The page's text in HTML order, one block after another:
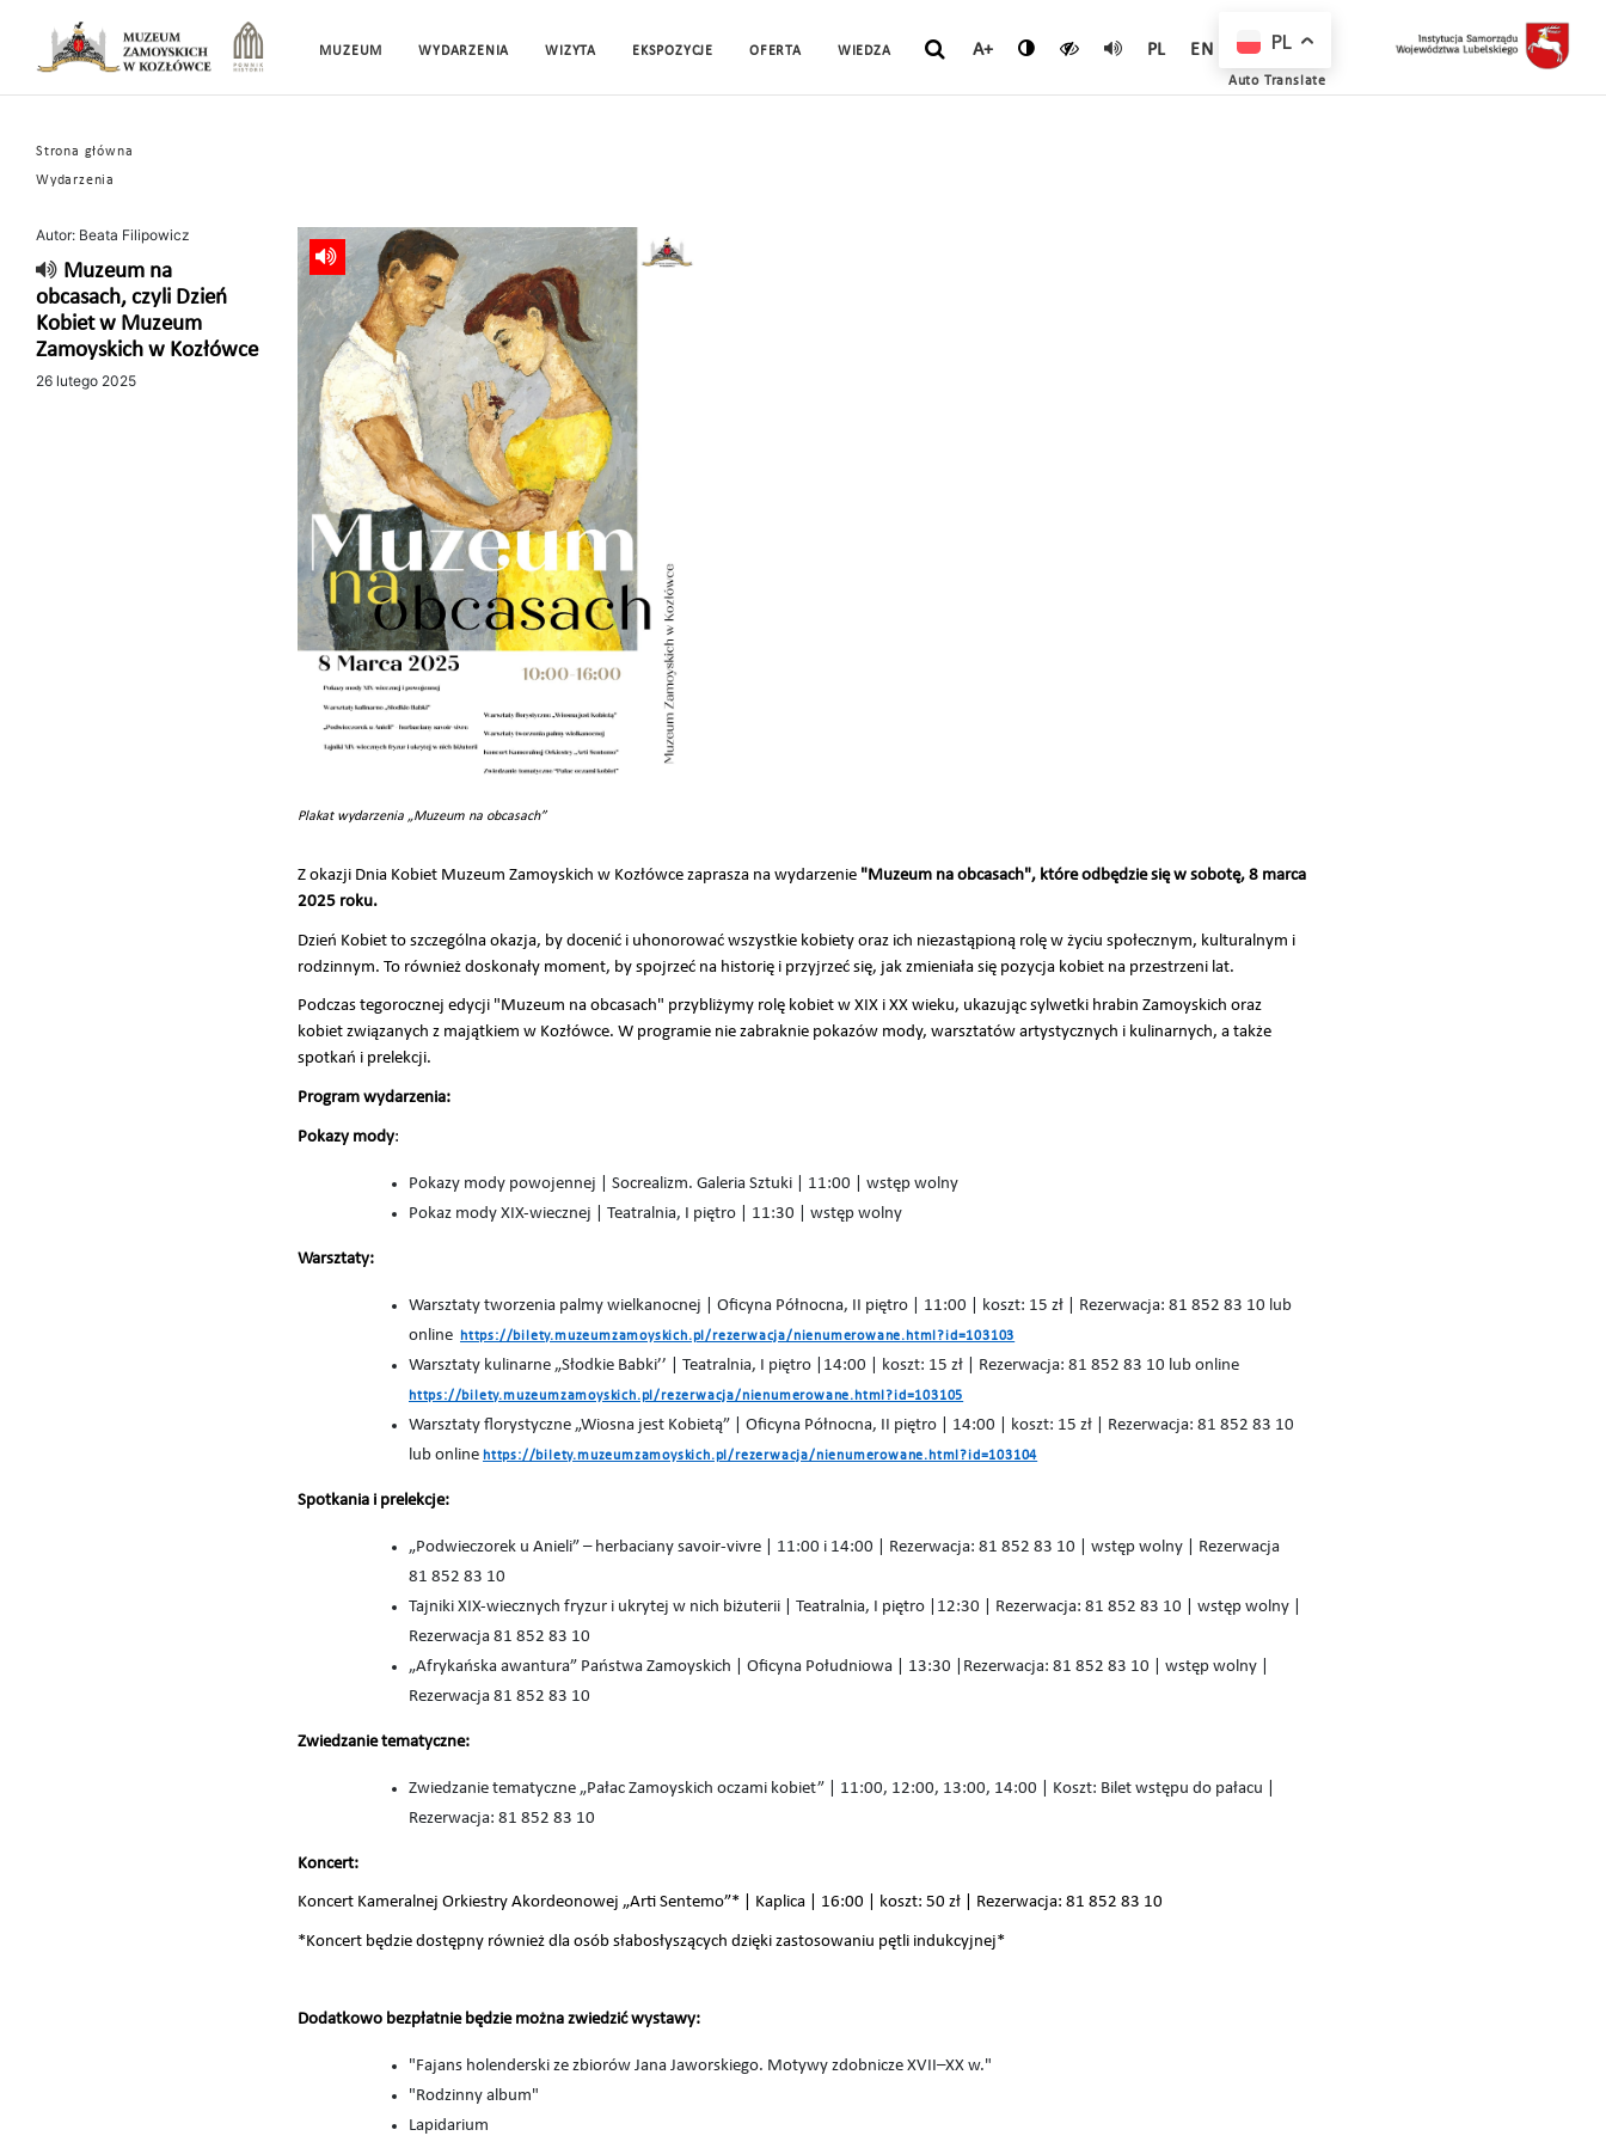
MUZEUM WYDARZENIA WIZYTA EKSPOZYCJE OFERTA WIEDZA A+ PL EN
Strona główna
Wydarzenia
Autor: Beata Filipowicz
Muzeum na
obcasach, czyli Dzień
Kobiet w Muzeum
Zamoyskich w Kozłówce
26 lutego 2025
Plakat wydarzenia „Muzeum na obcasach”
Z okazji Dnia Kobiet Muzeum Zamoyskich w Kozłówce zaprasza na wydarzenie "Muzeum na obcasach", które odbędzie się w sobotę, 8 marca
2025 roku.
Dzień Kobiet to szczególna okazja, by docenić i uhonorować wszystkie kobiety oraz ich niezastąpioną rolę w życiu społecznym, kulturalnym i
rodzinnym. To również doskonały moment, by spojrzeć na historię i przyjrzeć się, jak zmieniała się pozycja kobiet na przestrzeni lat.
Podczas tegorocznej edycji "Muzeum na obcasach" przybliżymy rolę kobiet w XIX i XX wieku, ukazując sylwetki hrabin Zamoyskich oraz
kobiet związanych z majątkiem w Kozłówce. W programie nie zabraknie pokazów mody, warsztatów artystycznych i kulinarnych, a także
spotkań i prelekcji.
Program wydarzenia:
Pokazy mody:
Pokazy mody powojennej | Socrealizm. Galeria Sztuki | 11:00 | wstęp wolny
Pokaz mody XIX-wiecznej | Teatralnia, I piętro | 11:30 | wstęp wolny
Warsztaty:
Warsztaty tworzenia palmy wielkanocnej | Oficyna Północna, II piętro | 11:00 | koszt: 15 zł | Rezerwacja: 81 852 83 10 lub
online
https://bilety.muzeumzamoyskich.pl/rezerwacja/nienumerowane.html?id=103103
Warsztaty kulinarne „Słodkie Babki’’ | Teatralnia, I piętro |14:00 | koszt: 15 zł | Rezerwacja: 81 852 83 10 lub online
https://bilety.muzeumzamoyskich.pl/rezerwacja/nienumerowane.html?id=103105
Warsztaty florystyczne „Wiosna jest Kobietą” | Oficyna Północna, II piętro | 14:00 | koszt: 15 zł | Rezerwacja: 81 852 83 10
lub online https://bilety.muzeumzamoyskich.pl/rezerwacja/nienumerowane.html?id=103104
Spotkania i prelekcje:
„Podwieczorek u Anieli” – herbaciany savoir-vivre | 11:00 i 14:00 | Rezerwacja: 81 852 83 10 | wstęp wolny | Rezerwacja
81 852 83 10
Tajniki XIX-wiecznych fryzur i ukrytej w nich biżuterii | Teatralnia, I piętro |12:30 | Rezerwacja: 81 852 83 10 | wstęp wolny |
Rezerwacja 81 852 83 10
„Afrykańska awantura” Państwa Zamoyskich | Oficyna Południowa | 13:30 |Rezerwacja: 81 852 83 10 | wstęp wolny |
Rezerwacja 81 852 83 10
Zwiedzanie tematyczne:
Zwiedzanie tematyczne „Pałac Zamoyskich oczami kobiet” | 11:00, 12:00, 13:00, 14:00 | Koszt: Bilet wstępu do pałacu |
Rezerwacja: 81 852 83 10
Koncert:
Koncert Kameralnej Orkiestry Akordeonowej „Arti Sentemo”* | Kaplica | 16:00 | koszt: 50 zł | Rezerwacja: 81 852 83 10
*Koncert będzie dostępny również dla osób słabosłyszących dzięki zastosowaniu pętli indukcyjnej*
Dodatkowo bezpłatnie będzie można zwiedzić wystawy:
"Fajans holenderski ze zbiorów Jana Jaworskiego. Motywy zdobnicze XVII–XX w."
"Rodzinny album"
Lapidarium
PL
Auto Translate